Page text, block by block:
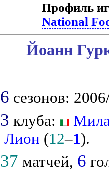
Профиль
National
Йоанн
6 сезонов:
3 клуба:
Лион (12–1).
37 матчей, 6